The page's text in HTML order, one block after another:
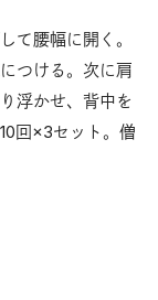
て腰幅に開く。
つける。次に肩
浮かせ、背中を
回×3セット。僧